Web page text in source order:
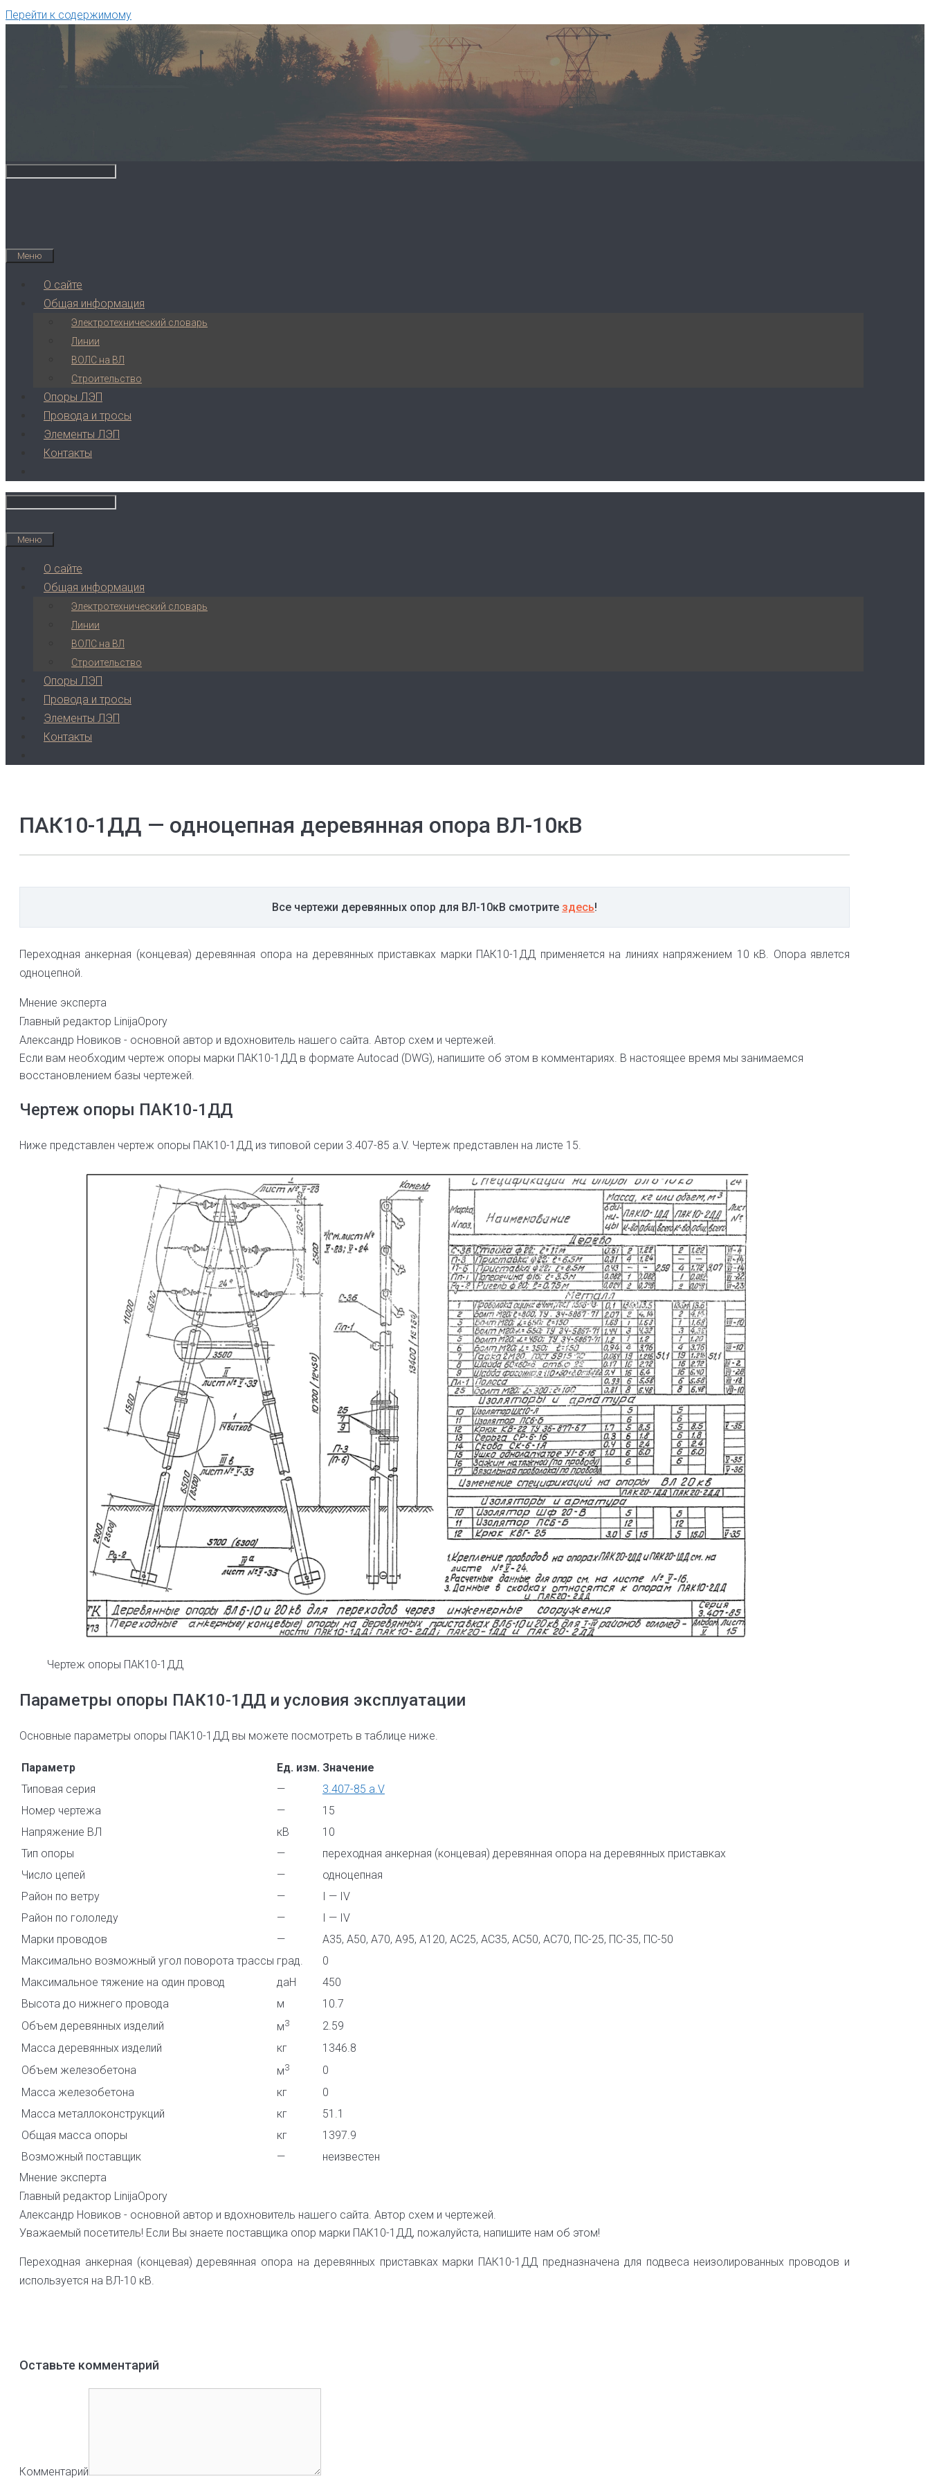
Перейти к содержимому
Меню
О сайте
Общая информация
Электротехнический словарь
Линии
ВОЛС на ВЛ
Строительство
Опоры ЛЭП
Провода и тросы
Элементы ЛЭП
Контакты
Меню
О сайте
Общая информация
Электротехнический словарь
Линии
ВОЛС на ВЛ
Строительство
Опоры ЛЭП
Провода и тросы
Элементы ЛЭП
Контакты
ПАК10-1ДД — одноцепная деревянная опора ВЛ-10кВ
Все чертежи деревянных опор для ВЛ-10кВ смотрите здесь!
Переходная анкерная (концевая) деревянная опора на деревянных приставках марки ПАК10-1ДД применяется на линиях напряжением 10 кВ. Опора явлется
одноцепной.
Мнение эксперта
Главный редактор LinijaOpory
Александр Новиков - основной автор и вдохновитель нашего сайта. Автор схем и чертежей.
Если вам необходим чертеж опоры марки ПАК10-1ДД в формате Autocad (DWG), напишите об этом в комментариях. В настоящее время мы занимаемся
восстановлением базы чертежей.
Чертеж опоры ПАК10-1ДД
Ниже представлен чертеж опоры ПАК10-1ДД из типовой серии 3.407-85 а.V. Чертеж представлен на листе 15.
Чертеж опоры ПАК10-1ДД
Параметры опоры ПАК10-1ДД и условия эксплуатации
Основные параметры опоры ПАК10-1ДД вы можете посмотреть в таблице ниже.
Параметр Ед. изм. Значение
Типовая серия
—
3.407-85 а.V
Номер чертежа
—
15
Напряжение ВЛ
кВ
10
Тип опоры
—
переходная анкерная (концевая) деревянная опора на деревянных приставках
Число цепей
—
одноцепная
Район по ветру
—
I — IV
Район по гололеду
—
I — IV
Марки проводов
—
А35, А50, А70, А95, А120, АС25, АС35, АС50, АС70, ПС-25, ПС-35, ПС-50
Максимально возможный угол поворота трассы град.
0
Максимальное тяжение на один провод
даН
450
Высота до нижнего провода
м
10.7
Объем деревянных изделий
м3
2.59
Масса деревянных изделий
кг
1346.8
Объем железобетона
м3
0
Масса железобетона
кг
0
Масса металлоконструкций
кг
51.1
Общая масса опоры
кг
1397.9
Возможный поставщик
—
неизвестен
Мнение эксперта
Главный редактор LinijaOpory
Александр Новиков - основной автор и вдохновитель нашего сайта. Автор схем и чертежей.
Уважаемый посетитель! Если Вы знаете поставщика опор марки ПАК10-1ДД, пожалуйста, напишите нам об этом!
Переходная анкерная (концевая) деревянная опора на деревянных приставках марки ПАК10-1ДД предназначена для подвеса неизолированных проводов и
используется на ВЛ-10 кВ.
Оставьте комментарий
Комментарий